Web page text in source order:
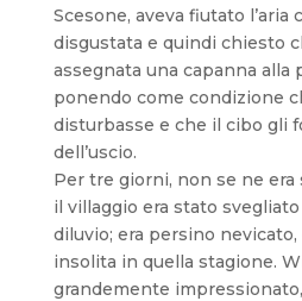
Scesone, aveva fiutato l’aria
disgustata e quindi chiesto
assegnata una capanna alla
ponendo come condizione
disturbasse e che il cibo gli
dell’uscio.
Per tre giorni, non se ne era
il villaggio era stato
diluvio; era persino
insolita in quella stagione.
grandemente